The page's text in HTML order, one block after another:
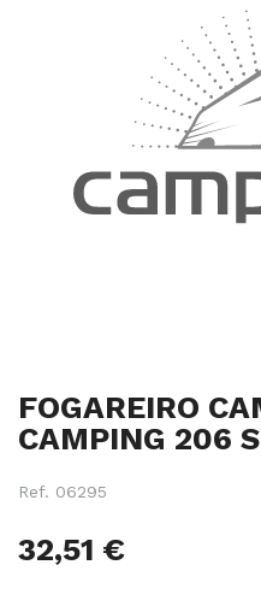
FOGAREIRO
CAMPING 206 S
Ref. 06295
32,51 €
para
o
início
galeria
imagens